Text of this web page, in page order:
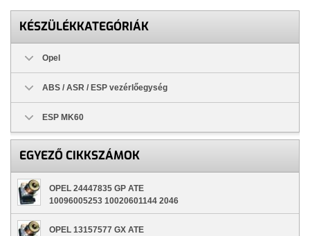
KÉSZÜLÉKKATEGÓRIÁK
Opel
ABS / ASR / ESP vezérlőegység
ESP MK60
EGYEZŐ CIKKSZÁMOK
OPEL 24447835 GP ATE
10096005253 10020601144 2046
OPEL 13157577 GX ATE